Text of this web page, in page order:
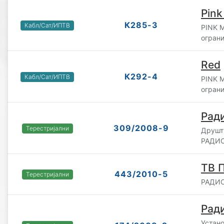
Кабл/Сат/ИПТВ К285-3
PINK
Кабл/Сат/ИПТВ К292-4
Red
PINK
Терестријални 309/2008-9
Терестријални 443/2010-5 ТВ